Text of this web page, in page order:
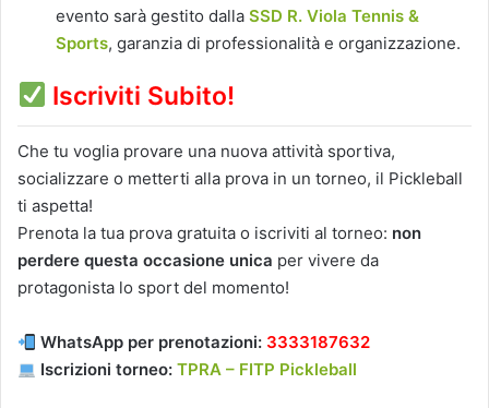
evento sarà gestito dalla SSD R. Viola Tennis &
Sports, garanzia di professionalità e organizzazione.
Iscriviti Subito!
Che tu voglia provare una nuova attività sportiva,
socializzare o metterti alla prova in un torneo, il Pickleball
ti aspetta!
Prenota la tua prova gratuita o iscriviti al torneo: non
perdere questa occasione unica per vivere da
protagonista lo sport del momento!
WhatsApp per prenotazioni: 3333187632
Iscrizioni torneo:TPRA – FITP Pickleball